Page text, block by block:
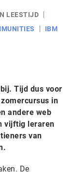
LEESTIJD
IBM
Tijd dus voor
in
andere web
vijftig leraren
van
De